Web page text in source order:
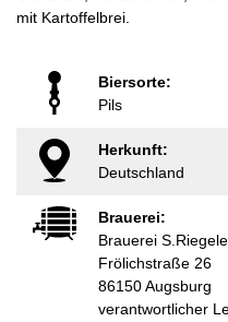
mit Kartoffelbrei.
Biersorte:
Pils
Herkunft:
Deutschland
Brauerei:
Brauerei S.Riegele
Frölichstraße 26
86150 Augsburg
verantwortlicher